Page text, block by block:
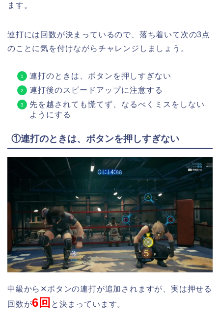
ます。
連打には回数が決まっているので、落ち着いて次の3点
のことに気を付けながらチャレンジしましょう。
連打のときは、ボタンを押しすぎない
連打後のスピードアップに注意する
先を越されても慌てず、なるべくミスをしない
ようにする
①連打のときは、ボタンを押しすぎない
中級から✕ボタンの連打が追加されますが、実は押せる
回数が6回 と決まっています。